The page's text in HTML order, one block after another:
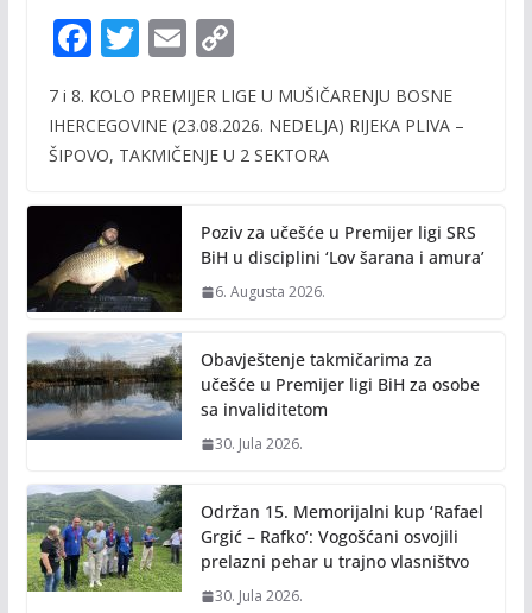
F
e
b
o
k
T
itt
er
E
ai
l
C
p
y
n
k
7 i 8. KOLO PREMIJER LIGE U MUŠIČARENJU BOSNE
IHERCEGOVINE (23.08.2026. NEDELJA) RIJEKA PLIVA –
ŠIPOVO, TAKMIČENJE U 2 SEKTORA
Poziv za učešće u Premijer ligi SRS
BiH u disciplini ‘Lov šarana i amura’
6. Augusta 2026.
Obavještenje takmičarima za
učešće u Premijer ligi BiH za osobe
sa invaliditetom
30. Jula 2026.
Održan 15. Memorijalni kup ‘Rafael
Grgić – Rafko’: Vogošćani osvojili
prelazni pehar u trajno vlasništvo
30. Jula 2026.